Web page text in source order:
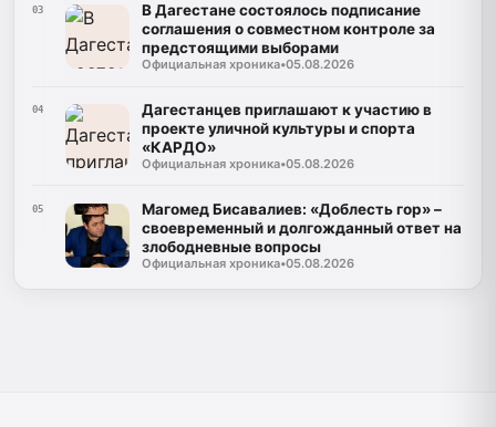
03
В Дагестане состоялось подписание
соглашения о совместном контроле за
предстоящими выборами
Официальная хроника•05.08.2026
04
Дагестанцев приглашают к участию в
проекте уличной культуры и спорта
«КАРДО»
Официальная хроника•05.08.2026
05
Магомед Бисавалиев: «Доблесть гор» –
своевременный и долгожданный ответ на
злободневные вопросы
Официальная хроника•05.08.2026